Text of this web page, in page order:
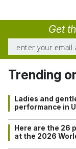
Get
Trending
Ladies and
performance in
Here are the 26
at the 2026